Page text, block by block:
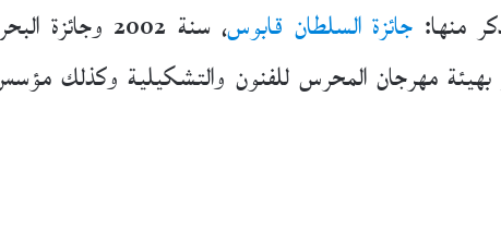
منها: جائزة السلطان قابوس
سنة 2008 وسنة 2009. وهو عضو بهيئة مهرجان المحرس للفنون والتشكيلية